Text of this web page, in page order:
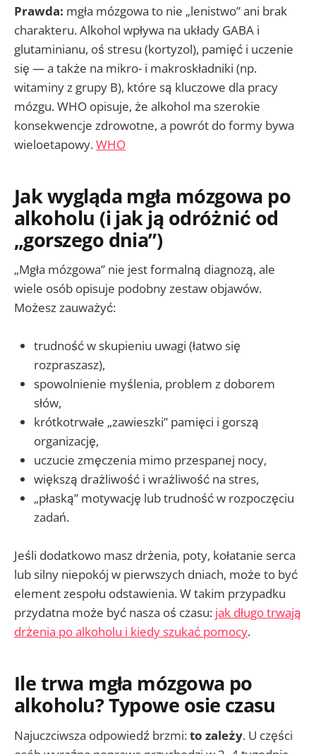
Prawda: mgła mózgowa to nie „lenistwo” ani brak
charakteru. Alkohol wpływa na układy GABA i
glutaminianu, oś stresu (kortyzol), pamięć i uczenie
się — a także na mikro- i makroskładniki (np.
witaminy z grupy B), które są kluczowe dla pracy
mózgu. WHO opisuje, że alkohol ma szerokie
konsekwencje zdrowotne, a powrót do formy bywa
wieloetapowy.WHO
Jak wygląda mgła mózgowa po
alkoholu (i jak ją odróżnić od
„gorszego dnia”)
„Mgła mózgowa” nie jest formalną diagnozą, ale
wiele osób opisuje podobny zestaw objawów.
Możesz zauważyć:
trudność w skupieniu uwagi (łatwo się
rozpraszasz),
spowolnienie myślenia, problem z doborem
słów,
krótkotrwałe „zawieszki” pamięci i gorszą
organizację,
uczucie zmęczenia mimo przespanej nocy,
większą drażliwość i wrażliwość na stres,
„płaską” motywację lub trudność w rozpoczęciu
zadań.
Jeśli dodatkowo masz drżenia, poty, kołatanie serca
lub silny niepokój w pierwszych dniach, może to być
element zespołu odstawienia. W takim przypadku
przydatna może być nasza oś czasu: jak długo trwają
drżenia po alkoholu i kiedy szukać pomocy.
Ile trwa mgła mózgowa po
alkoholu? Typowe osie czasu
Najuczciwsza odpowiedź brzmi:to zależy. U części